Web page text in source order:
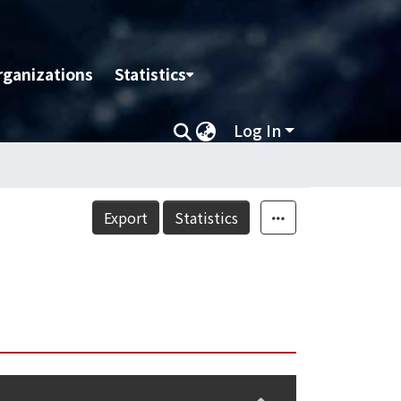
Statistics
Log In
Export Statistics